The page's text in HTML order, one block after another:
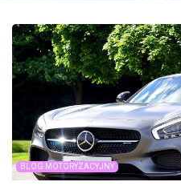
BLOG MOTORYZACYJNY